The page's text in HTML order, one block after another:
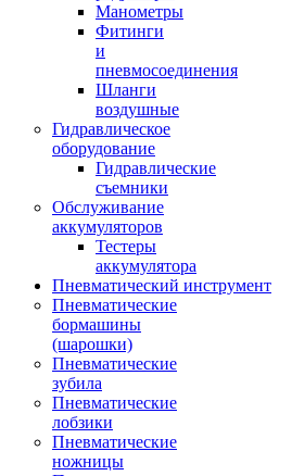
Манометры
Фитинги
и
пневмосоединения
Шланги
воздушные
Гидравлическое
оборудование
Гидравлические
съемники
Обслуживание
аккумуляторов
Тестеры
аккумулятора
Пневматический инструмент
Пневматические
бормашины
(шарошки)
Пневматические
зубила
Пневматические
лобзики
Пневматические
ножницы